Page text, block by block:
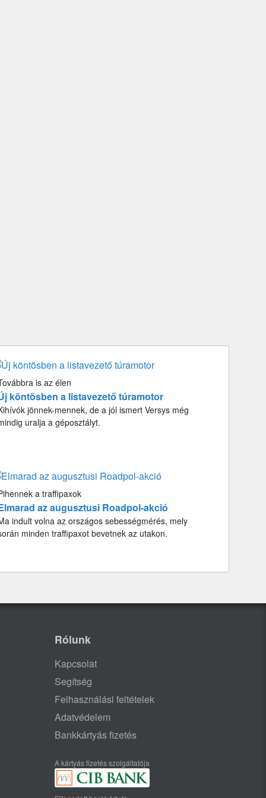
is az élen
köntösben a listavezető túramotor
jönnek-mennek, de a jól ismert Versys még
uralja a géposztályt.
a traffipaxok
az augusztusi Roadpol-akció
indult volna az országos sebességmérés, mely
minden traffipaxot bevetnek az utakon.
Rólunk
Kapcsolat
Segítség
Felhasználási feltételek
Adatvédelem
Bankkártyás fizetés
A kártyás fizetés szolgáltatója